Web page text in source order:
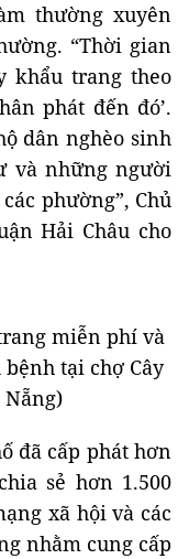
thường xuyên
“Thời gian
khẩu trang theo
phát đến đó’.
dân nghèo sinh
và những người
phường”, Chủ
Hải Châu cho
miễn phí và
tại chợ Cây
đã cấp phát hơn
sẻ hơn 1.500
xã hội và các
nhằm cung cấp